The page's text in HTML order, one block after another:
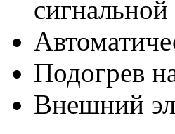
Подогрев
Внешний